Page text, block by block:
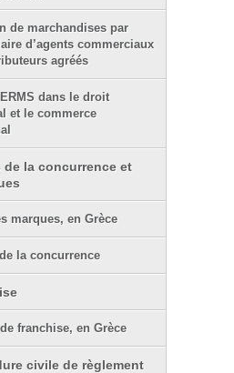
de marchandises par
d’agents commerciaux
agréés
dans le droit
et le commerce
de la concurrence et
marques, en Grèce
la concurrence
franchise, en Grèce
civile de règlement